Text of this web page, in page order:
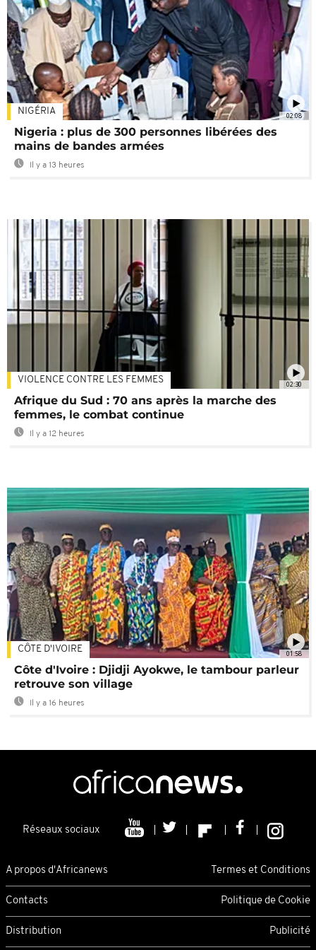
02:08
NIGÉRIA
Nigeria : plus de 300 personnes libérées des
mains de bandes armées
Il y a 13 heures
02:30
VIOLENCE CONTRE LES FEMMES
Afrique du Sud : 70 ans après la marche des
femmes, le combat continue
Il y a 12 heures
01:58
CÔTE D'IVOIRE
Côte d'Ivoire : Djidji Ayokwe, le tambour parleur
retrouve son village
Il y a 16 heures
Réseaux sociaux
A propos d'Africanews Termes et Conditions
Contacts Politique de Cookie
Distribution Publicité